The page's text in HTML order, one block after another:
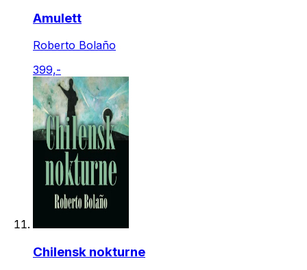
Amulett
Roberto Bolaño
399,-
Chilensk nokturne